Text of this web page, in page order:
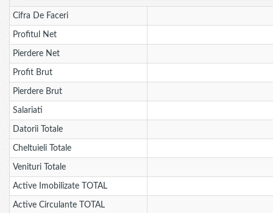
Cifra De Faceri
Profitul Net
Pierdere Net
Profit Brut
Pierdere Brut
Salariati
Datorii Totale
Cheltuieli Totale
Venituri Totale
Active Imobilizate TOTAL
Active Circulante TOTAL